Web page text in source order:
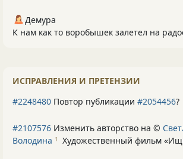
Демура
К нам как то воробышек залетел на
ИСПРАВЛЕНИЯ И ПРЕТЕНЗИИ
#2248480 Повтор публикации #2054456?
#2107576 Изменить авторство на ©
Володина 1 Художественный фильм